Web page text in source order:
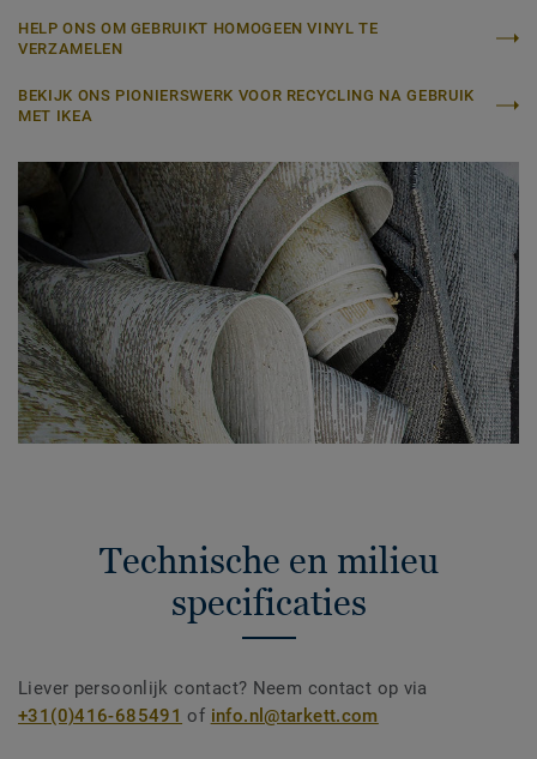
HELP ONS OM GEBRUIKT HOMOGEEN VINYL TE
VERZAMELEN
BEKIJK ONS PIONIERSWERK VOOR RECYCLING NA GEBRUIK
MET IKEA
Technische en milieu
specificaties
Liever persoonlijk contact? Neem contact op via
+31(0)416-685491 of info.nl@tarkett.com